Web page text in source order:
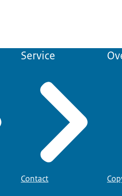
Service
Contact